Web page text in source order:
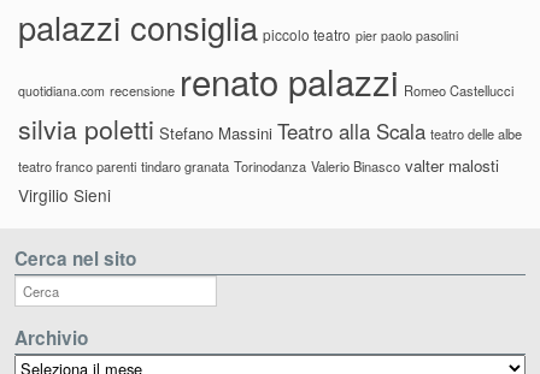
palazzi consiglia piccolo teatro pier paolo pasolini
quotidiana.com recensione renato palazzi Romeo Castellucci
silvia poletti Stefano Massini Teatro alla Scala teatro delle albe
teatro franco parenti tindaro granata Torinodanza Valerio Binasco valter malosti
Virgilio Sieni
Cerca nel sito
Archivio
Archivio